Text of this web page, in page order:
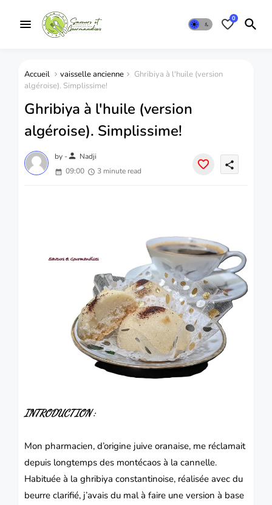
0
Accueil vaisselle ancienne
Ghribiya à l'huile (version
algéroise). Simplissime!
Ghribiya à l'huile (version
algéroise). Simplissime!
by -person Nadji
09:00
3 minute read
share
INTRODUCTION :
Mon pharmacien, d’origine juive oranaise, me réclamait
depuis longtemps des montécaos à la cannelle.
Habituée à la ghribiya constantinoise, réalisée avec du
beurre clarifié, j’avais du mal à faire une version à base